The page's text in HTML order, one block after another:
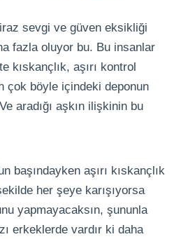
sevgi ve güven eksikliği
fazla oluyor bu. Bu insanlar
kıskançlık, aşırı kontrol
çok böyle içindeki deponun
aradığı aşkın ilişkinin bu
başındayken aşırı kıskançlık
her şeye karışıyorsa
yapmayacaksın, şununla
erkeklerde vardır ki daha